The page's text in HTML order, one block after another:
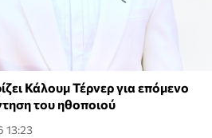
Κάλουμ Τέρνερ για επόμενο
του ηθοποιού
13:23